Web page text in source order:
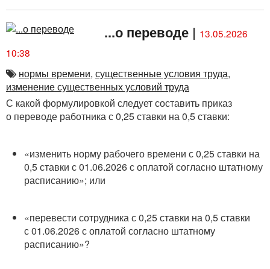
...о переводе| 13.05.2026
10:38
нормы времени, существенные условия труда,
изменение существенных условий труда
С какой формулировкой следует составить приказ
о переводе работника с 0,25 ставки на 0,5 ставки:
«изменить норму рабочего времени с 0,25 ставки на
0,5 ставки с 01.06.2026 с оплатой согласно штатному
расписанию»; или
«перевести сотрудника с 0,25 ставки на 0,5 ставки
с 01.06.2026 с оплатой согласно штатному
расписанию»?